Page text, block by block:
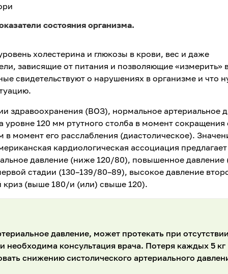
состояния организма.
холестерина и глюкозы в крови, вес и даже
зависящие от питания и позволяющие «измерить»
свидетельствуют о нарушениях в организме и что
здравоохранения (ВОЗ), нормальное артериальное
уровне 120 мм ртутного столба в момент сокращения
момент его расслабления (диастолическое).
кардиологическая ассоциация предлагает
давление (ниже 120/80), повышенное давление
стадии (130–139/80–89), высокое давление
криз (выше 180/и (или) свыше 120).
давление, может протекать при
консультация врача. Потеря каждых 5 кг
снижению систолического артериального